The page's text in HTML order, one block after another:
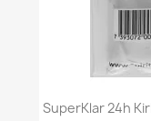
SuperKlar 24h